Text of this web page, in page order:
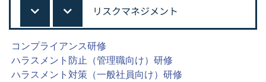
リスクマネジメント
コンプライアンス研修
ハラスメント防止（管理職向け）研修
ハラスメント対策（一般社員向け）研修